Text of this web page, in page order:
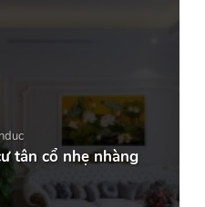
tân cổ nhẹ nhàng